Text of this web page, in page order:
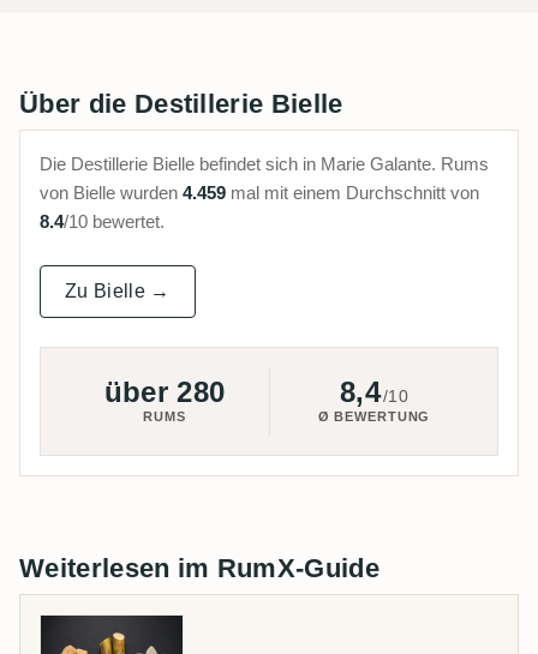
Über die Destillerie Bielle
Die Destillerie Bielle befindet sich in Marie Galante. Rums
von Bielle wurden 4.459 mal mit einem Durchschnitt von
8.4/10 bewertet.
Zu Bielle →
über 280
RUMS
8,4/10
Ø BEWERTUNG
Weiterlesen im RumX-Guide